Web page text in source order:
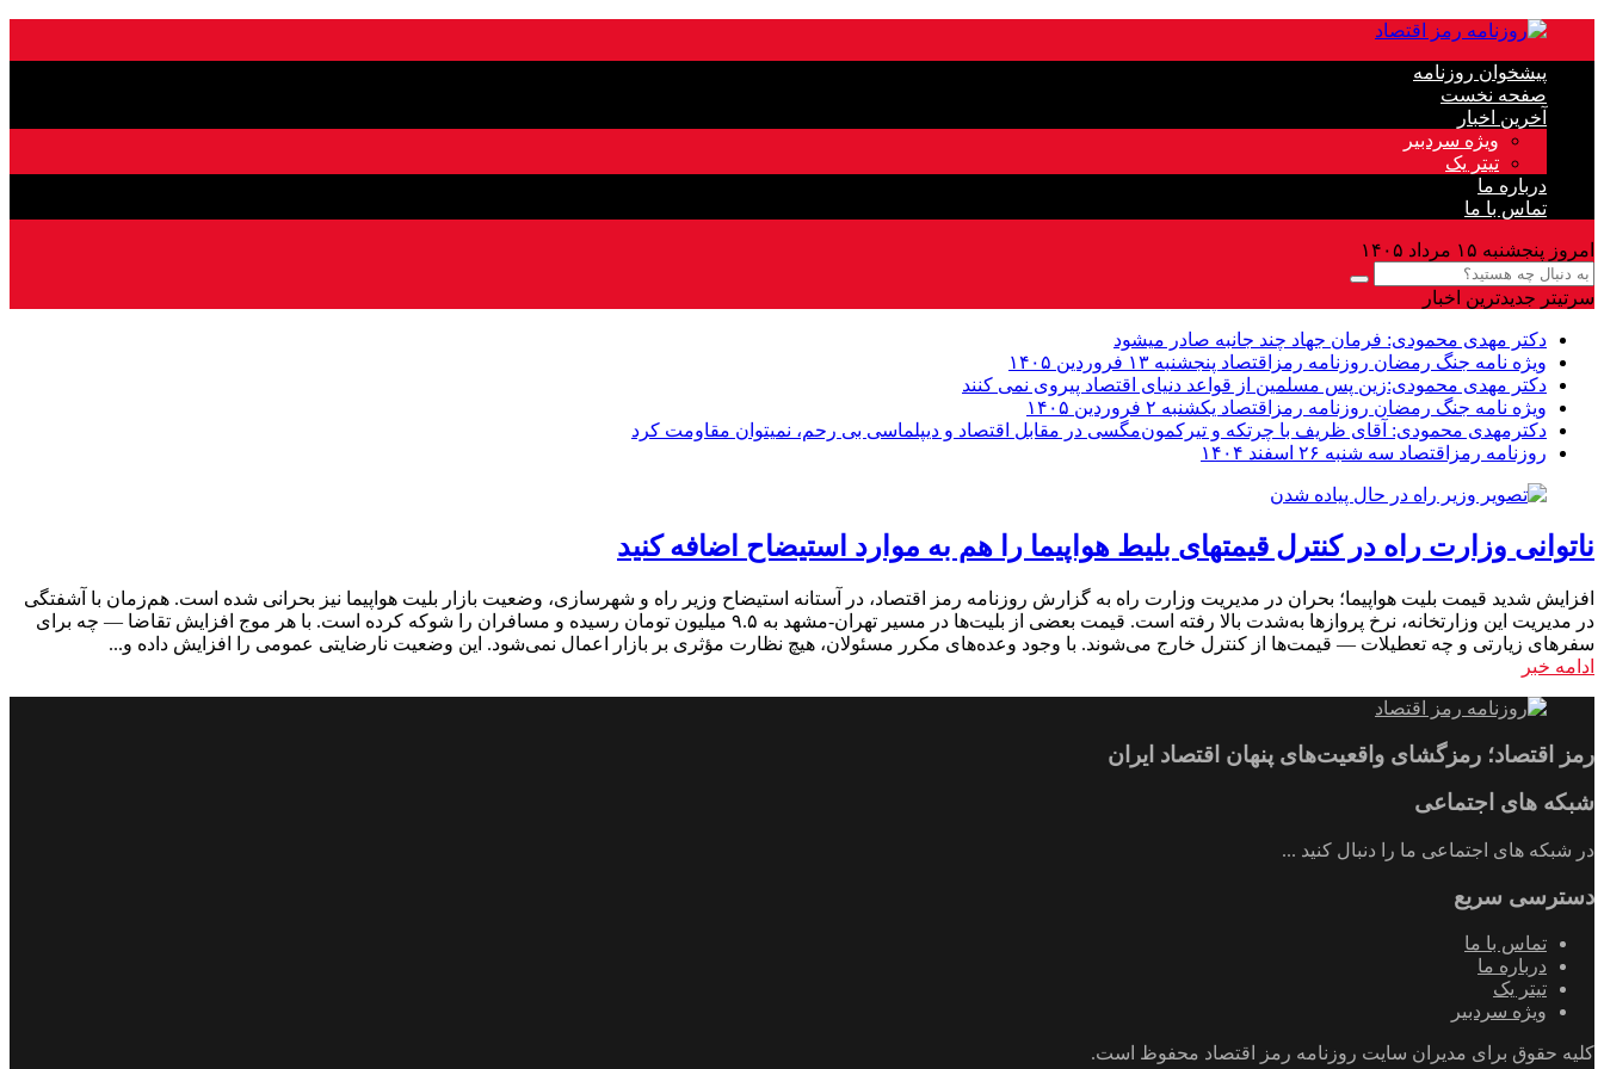
پیشخوان روزنامه
صفحه نخست
آخرین اخبار
ویژه سردبیر
تیتر یک
درباره ما
تماس با ما
امروز پنجشنبه ۱۵ مرداد ۱۴۰۵
سرتیتر جدیدترین اخبار
دکتر مهدى محمودى: فرمان جهاد چند جانبه صادر میشود
ویژه نامه جنگ رمضان روزنامه رمزاقتصاد پنجشنبه ۱۳ فروردین ۱۴۰۵
دکتر مهدی محمودی:زین پس مسلمین از قواعد دنیاى اقتصاد پیروى نمی کنند
ویژه نامه جنگ رمضان روزنامه رمزاقتصاد یکشنبه ۲ فروردین ۱۴۰۵
دکترمهدى محمودى: آقای ظریف با چرتکه و تیرکمون‌مگسی در مقابل اقتصاد و دیپلماسی بی رحم، نمیتوان مقاومت کرد
روزنامه رمزاقتصاد سه شنبه ۲۶ اسفند ۱۴۰۴
ناتوانی وزارت راه در کنترل قیمتهای بلیط هواپیما را هم به موارد استیضاح اضافه کنید
افزایش شدید قیمت بلیت هواپیما؛ بحران در مدیریت وزارت راه به گزارش روزنامه رمز اقتصاد، در آستانه استیضاح وزیر راه و شهرسازی، وضعیت بازار بلیت هواپیما نیز بحرانی شده است. هم‌زمان با آشفتگی
در مدیریت این وزارتخانه، نرخ پروازها به‌شدت بالا رفته است. قیمت بعضی از بلیت‌ها در مسیر تهران-مشهد به ۹.۵ میلیون تومان رسیده و مسافران را شوکه کرده است. با هر موج افزایش تقاضا — چه برای
سفرهای زیارتی و چه تعطیلات — قیمت‌ها از کنترل خارج می‌شوند. با وجود وعده‌های مکرر مسئولان، هیچ نظارت مؤثری بر بازار اعمال نمی‌شود. این وضعیت نارضایتی عمومی را افزایش داده و...
ادامه خبر
رمز اقتصاد؛ رمزگشای واقعیت‌های پنهان اقتصاد ایران
شبکه های اجتماعی
در شبکه های اجتماعی ما را دنبال کنید ...
دسترسی سریع
تماس با ما
درباره ما
تیتر یک
ویژه سردبیر
کلیه حقوق برای مدیران سایت روزنامه رمز اقتصاد محفوظ است.